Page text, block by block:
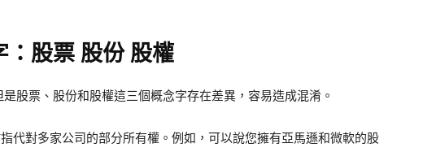
：股票 股份 股權
股票、股份和股權這三個概念字存在差異，容易造成混淆。
代對多家公司的部分所有權。例如，可以說您擁有亞馬遜和微軟的股